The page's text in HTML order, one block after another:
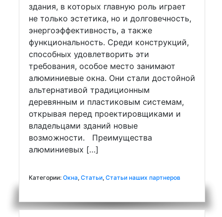
здания, в которых главную роль играет
не только эстетика, но и долговечность,
энергоэффективность, а также
функциональность. Среди конструкций,
способных удовлетворить эти
требования, особое место занимают
алюминиевые окна. Они стали достойной
альтернативой традиционным
деревянным и пластиковым системам,
открывая перед проектировщиками и
владельцами зданий новые
возможности. Преимущества
алюминиевых […]
Категории: Окна, Статьи, Статьи наших партнеров